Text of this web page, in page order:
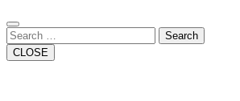
Close
Button
Search
CLOSE